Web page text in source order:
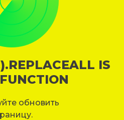
IS
обновить